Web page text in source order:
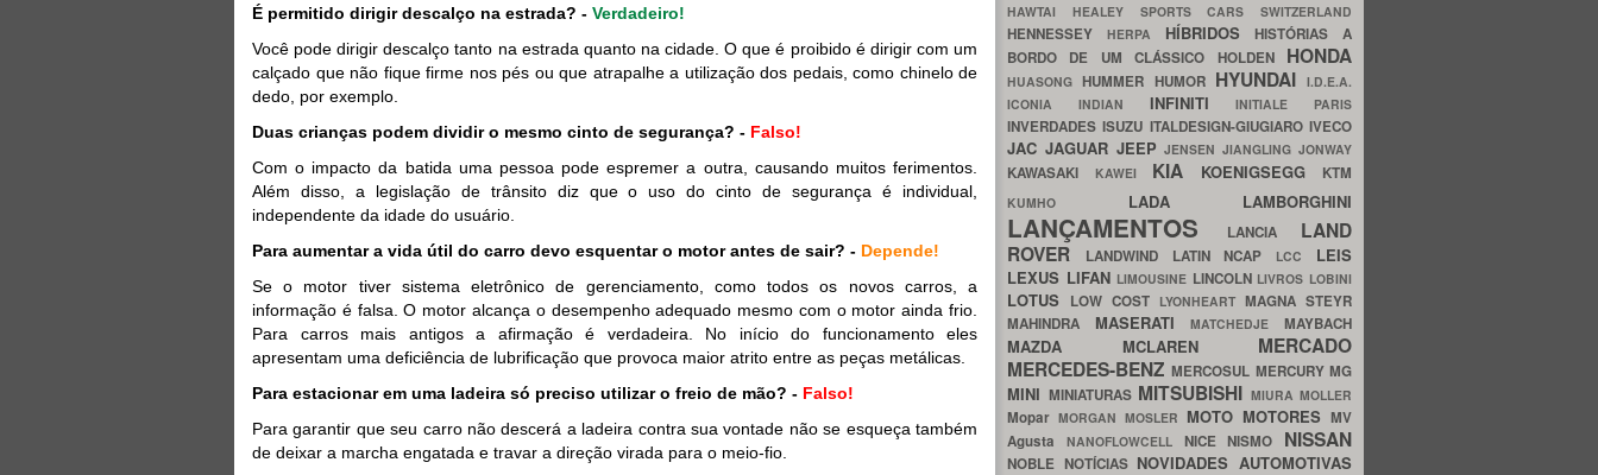
É permitido dirigir descalço na estrada? - Verdadeiro!
Você pode dirigir descalço tanto na estrada quanto na cidade. O que é proibido é dirigir com um
calçado que não fique firme nos pés ou que atrapalhe a utilização dos pedais, como chinelo de
dedo, por exemplo.
Duas crianças podem dividir o mesmo cinto de segurança? - Falso!
Com o impacto da batida uma pessoa pode espremer a outra, causando muitos ferimentos.
Além disso, a legislação de trânsito diz que o uso do cinto de segurança é individual,
independente da idade do usuário.
Para aumentar a vida útil do carro devo esquentar o motor antes de sair? - Depende!
Se o motor tiver sistema eletrônico de gerenciamento, como todos os novos carros, a
informação é falsa. O motor alcança o desempenho adequado mesmo com o motor ainda frio.
Para carros mais antigos a afirmação é verdadeira. No início do funcionamento eles
apresentam uma deficiência de lubrificação que provoca maior atrito entre as peças metálicas.
Para estacionar em uma ladeira só preciso utilizar o freio de mão? - Falso!
Para garantir que seu carro não descerá a ladeira contra sua vontade não se esqueça também
de deixar a marcha engatada e travar a direção virada para o meio-fio.
HAWTAI HEALEY SPORTS CARS SWITZERLAND
HENNESSEY HERPA HÍBRIDOSHISTÓRIAS A
BORDO DE UM CLÁSSICO HOLDEN HONDA
HUASONGHUMMER HUMOR HYUNDAI I.D.E.A.
ICONIA INDIAN INFINITIINITIALE PARIS
INVERDADESISUZU ITALDESIGN-GIUGIAROIVECO
JAC JAGUAR JEEPJENSENJIANGLINGJONWAY
KAWASAKI KAWEI KIA KOENIGSEGG KTM
KUMHO LADA LAMBORGHINI
LANÇAMENTOS LANCIA LAND
ROVER
LANDWIND LATIN NCAP LCC LEIS
LEXUS LIFAN LIMOUSINE LINCOLN LIVROS LOBINI
LOTUS LOW COST LYONHEART MAGNA STEYR
MAHINDRA MASERATIMATCHEDJEMAYBACH
MAZDA MCLAREN MERCADO
MERCEDES-BENZMERCOSUL MERCURYMG
MINI MINIATURAS MITSUBISHI MIURA MOLLER
Mopar MORGAN MOSLER MOTO MOTORES MV
Agusta NANOFLOWCELL NICENISMO NISSAN
NOBLE NOTÍCIAS NOVIDADES AUTOMOTIVAS